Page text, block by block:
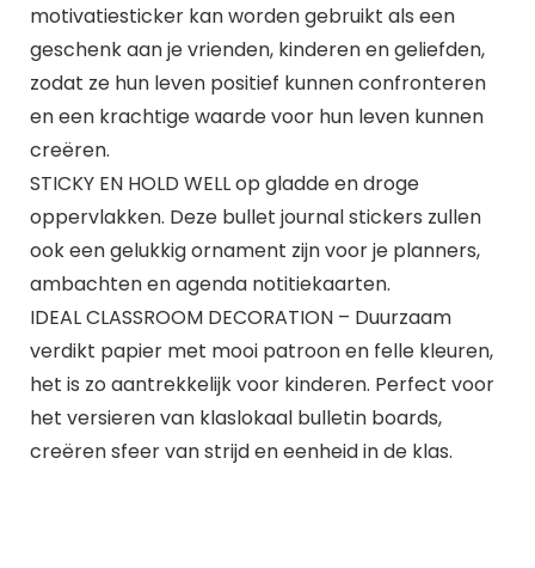
motivatiesticker kan worden gebruikt als een
geschenk aan je vrienden, kinderen en geliefden,
zodat ze hun leven positief kunnen confronteren
en een krachtige waarde voor hun leven kunnen
creëren.
STICKY EN HOLD WELL op gladde en droge
oppervlakken. Deze bullet journal stickers zullen
ook een gelukkig ornament zijn voor je planners,
ambachten en agenda notitiekaarten.
IDEAL CLASSROOM DECORATION – Duurzaam
verdikt papier met mooi patroon en felle kleuren,
het is zo aantrekkelijk voor kinderen. Perfect voor
het versieren van klaslokaal bulletin boards,
creëren sfeer van strijd en eenheid in de klas.